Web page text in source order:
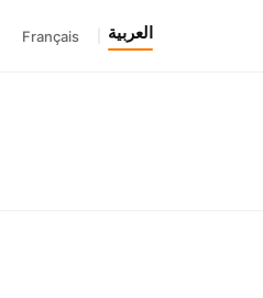
العربية Français